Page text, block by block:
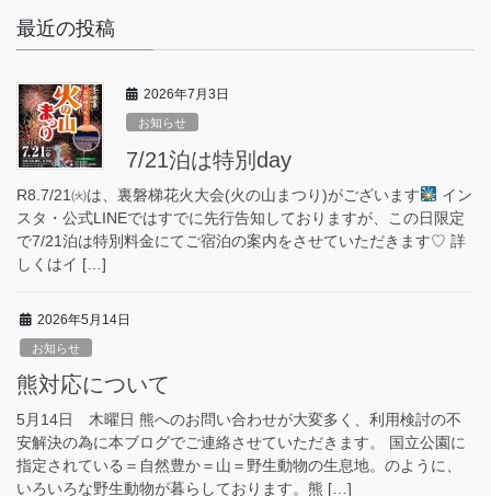
最近の投稿
2026年7月3日
お知らせ
7/21泊は特別day
R8.7/21㈫は、裏磐梯花火大会(火の山まつり)がございます
イン
スタ・公式LINEではすでに先行告知しておりますが、この日限定
で7/21泊は特別料金にてご宿泊の案内をさせていただきます♡ 詳
しくはイ […]
2026年5月14日
お知らせ
熊対応について
5月14日 木曜日 熊へのお問い合わせが大変多く、利用検討の不
安解決の為に本ブログでご連絡させていただきます。 国立公園に
指定されている＝自然豊か＝山＝野生動物の生息地。のように、
いろいろな野生動物が暮らしております。熊 […]